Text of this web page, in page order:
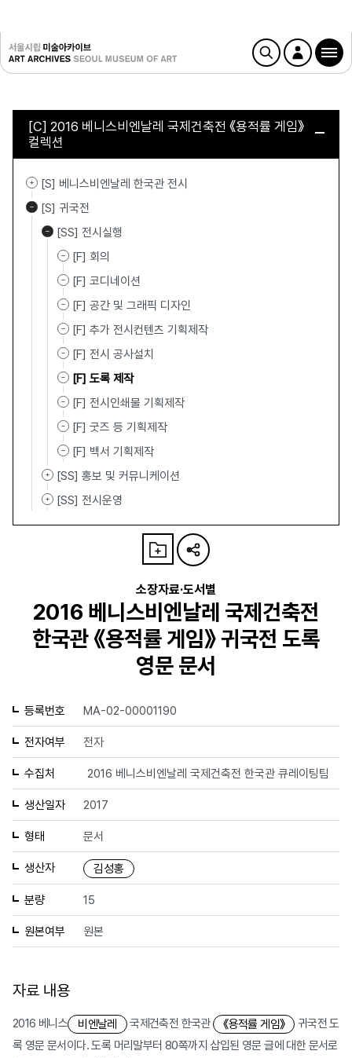
[C] 2016 베니스비엔날레 국제건축전 《용적률 게임》
컬렉션
[S] 베니스비엔날레 한국관 전시
[S] 귀국전
[SS] 전시실행
[F] 회의
[F] 코디네이션
[F] 공간 및 그래픽 디자인
[F] 추가 전시컨텐츠 기획제작
[F] 전시 공사설치
[F] 도록 제작
[F] 전시인쇄물 기획제작
[F] 굿즈 등 기획제작
[F] 백서 기획제작
[SS] 홍보 및 커뮤니케이션
[SS] 전시운영
소장자료·도서별
2016 베니스비엔날레 국제건축전
한국관 《용적률 게임》 귀국전 도록
영문 문서
등록번호 MA-02-00001190
전자여부 전자
수집처 2016 베니스비엔날레 국제건축전 한국관 큐레이팅팀
생산일자 2017
형태 문서
생산자 김성홍
분량 15
원본여부 원본
자료 내용
2016 베니스 비엔날레 국제건축전 한국관 《용적률 게임》
귀국전 도
록 영문 문서이다. 도록 머리말부터 80쪽까지 삽입된 영문 글에 대한 문서로